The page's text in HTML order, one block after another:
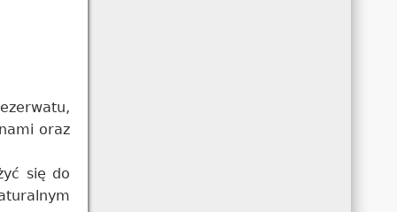
oraz
się do